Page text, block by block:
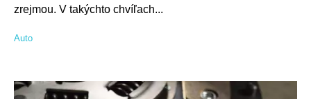
zrejmou. V takýchto chvíľach...
Auto